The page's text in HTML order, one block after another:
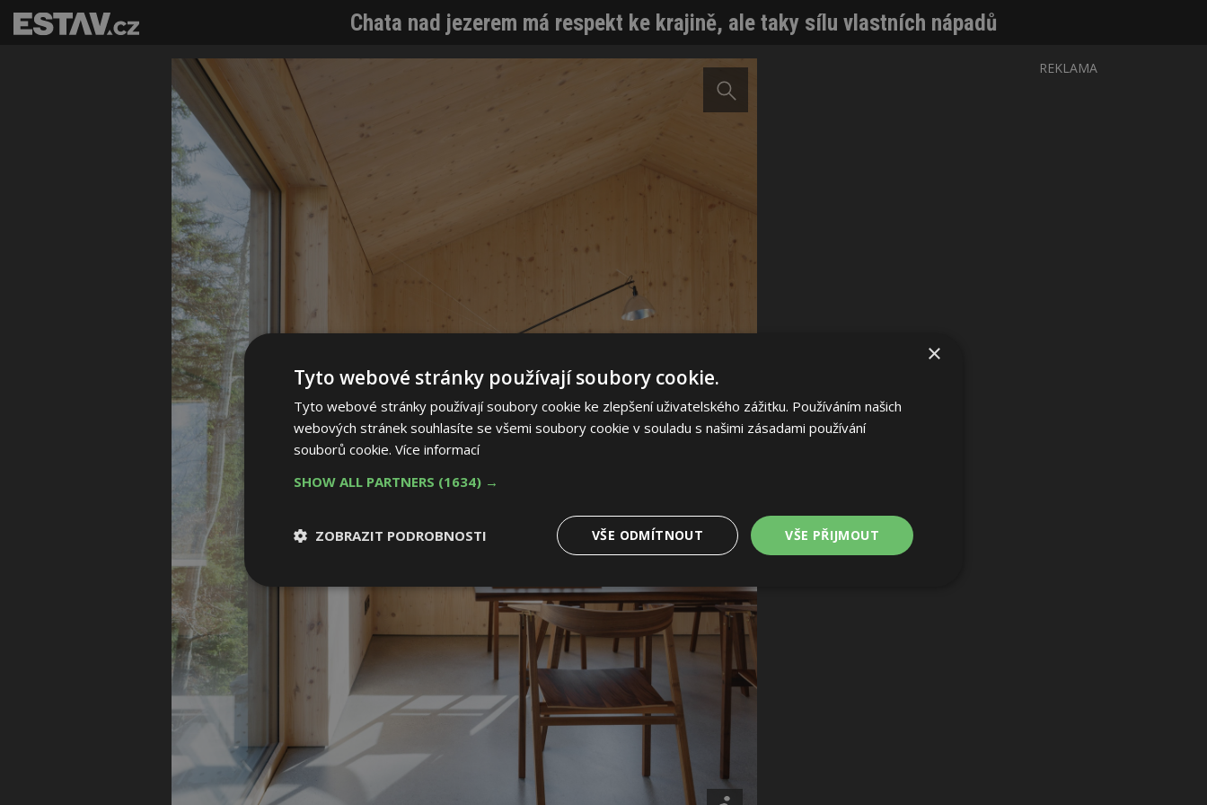
Chata nad jezerem má respekt ke krajině, ale taky sílu vlastních nápadů
REKLAMA
×
Tyto webové stránky používají soubory cookie.
Tyto webové stránky používají soubory cookie ke zlepšení uživatelského zážitku. Používáním našich
webových stránek souhlasíte se všemi soubory cookie v souladu s našimi zásadami používání
souborů cookie. Více informací
SHOW ALL PARTNERS (1634) →
VŠE PŘIJMOUT
VŠE ODMÍTNOUT
ZOBRAZIT PODROBNOSTI
Nezbytně nutné
soubory
Výkonové
soubory
Soubory cílení Funkční soubory
Nezbytně nutné soubory Výkonové soubory Soubory cílení Funkční soubory
Nezbytně nutné soubory cookie umožňují základní funkce webových stránek, jako je přihlášení uživatele a správa účtu.
Webové stránky nelze bez nezbytně nutných souborů cookie správně používat.